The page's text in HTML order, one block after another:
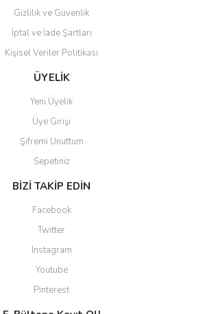
Gizlilik ve Güvenlik
İptal ve İade Şartları
Kişisel Veriler Politikası
ÜYELİK
Yeni Üyelik
Üye Girişi
Şifremi Unuttum
Sepetiniz
BİZİ TAKİP EDİN
Facebook
Twitter
Instagram
Youtube
Pinterest